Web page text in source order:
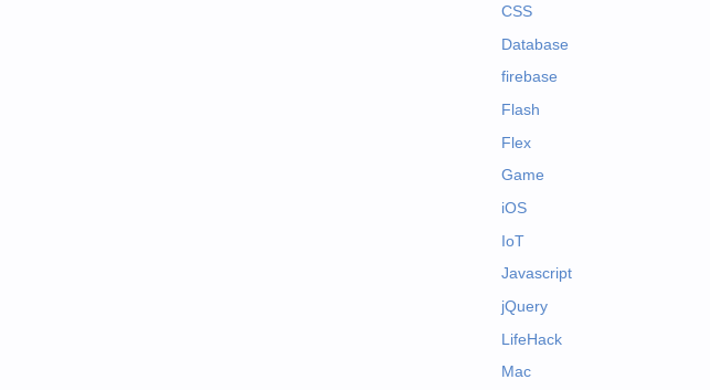
CSS
Database
firebase
Flash
Flex
Game
iOS
IoT
Javascript
jQuery
LifeHack
Mac